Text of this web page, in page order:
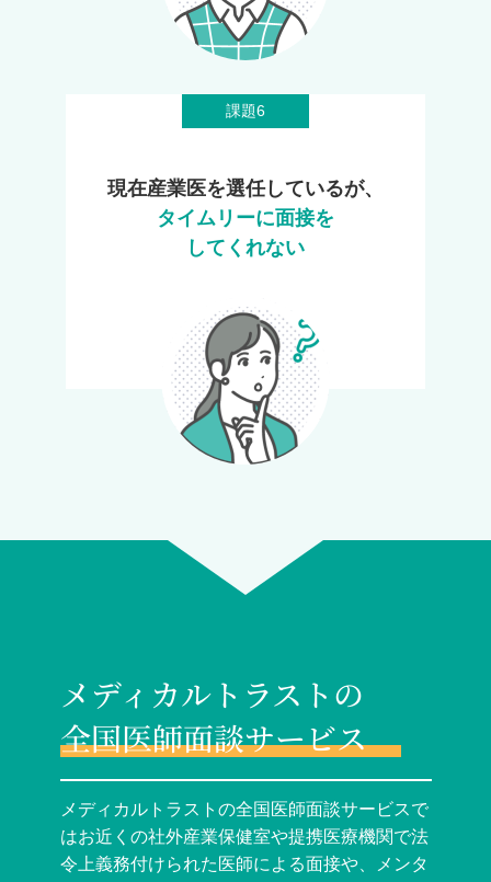
課題6
現在産業医を選任しているが、
タイムリーに面接を
してくれない
メディカルトラストの
全国医師面談サービス
メディカルトラストの全国医師面談サービスで
はお近くの社外産業保健室や提携医療機関で法
令上義務付けられた医師による面接や、メンタ